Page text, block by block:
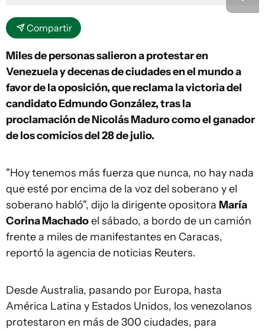
Compartir
Miles de personas salieron a protestar en
Venezuela y decenas de ciudades en el mundo a
favor de la oposición, que reclama la victoria del
candidato Edmundo González, tras la
proclamación de Nicolás Maduro como el ganador
de los comicios del 28 de julio.
"Hoy tenemos más fuerza que nunca, no hay nada
que esté por encima de la voz del soberano y el
soberano habló", dijo la dirigente opositora María
Corina Machadoel sábado, a bordo de un camión
frente a miles de manifestantes en Caracas,
reportó la agencia de noticias Reuters.
Desde Australia, pasando por Europa, hasta
América Latina y Estados Unidos, los venezolanos
protestaron en más de 300 ciudades, para